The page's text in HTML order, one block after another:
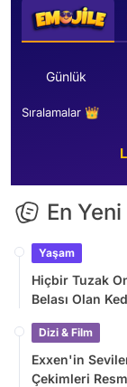
Günlük
Sıralamalar 👑
En
Yaşam
Hiçbir Tuzak
Belası Olan
Dizi & Film
Exxen'in
Çekimleri